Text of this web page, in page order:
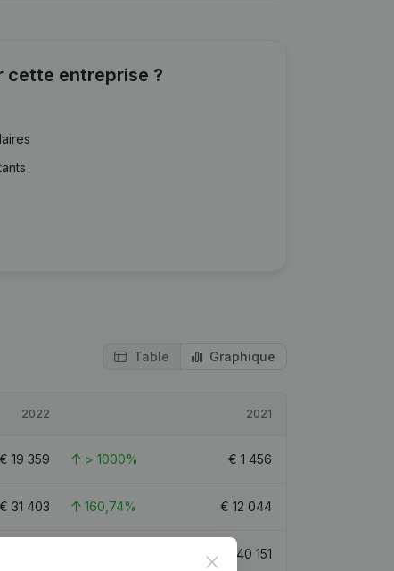
cette entreprise ?
Table Graphique
2022 2021
€ 19 359 > 1000% € 1 456
€ 31 403 160,74% € 12 044
40 151
Close